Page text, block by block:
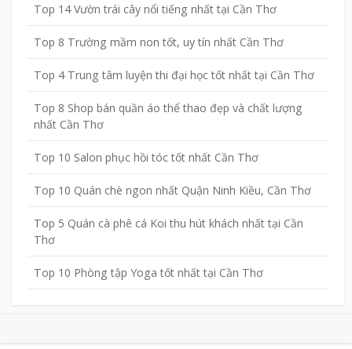
Top 14 Vườn trái cây nổi tiếng nhất tại Cần Thơ
Top 8 Trường mầm non tốt, uy tín nhất Cần Thơ
Top 4 Trung tâm luyện thi đại học tốt nhất tại Cần Thơ
Top 8 Shop bán quần áo thể thao đẹp và chất lượng
nhất Cần Thơ
Top 10 Salon phục hồi tóc tốt nhất Cần Thơ
Top 10 Quán chè ngon nhất Quận Ninh Kiều, Cần Thơ
Top 5 Quán cà phê cá Koi thu hút khách nhất tại Cần
Thơ
Top 10 Phòng tập Yoga tốt nhất tại Cần Thơ